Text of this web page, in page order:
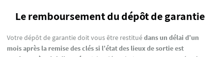
Le remboursement du dépôt de garantie
Votre dépôt de garantie doit vous être restituédans un délai d’un
mois après la remise des clés si l’état des lieux de sortie est